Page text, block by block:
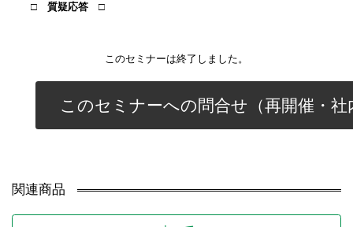
□ 質疑応答 □
このセミナーは終了しました。
このセミナーへの問合せ（再開催・社
関連商品